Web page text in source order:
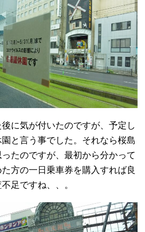
に気が付いたのですが、予定し
と言う事でした。それなら桜島
たのですが、最初から分かって
方の一日乗車券を購入すれば良
足ですね、、。